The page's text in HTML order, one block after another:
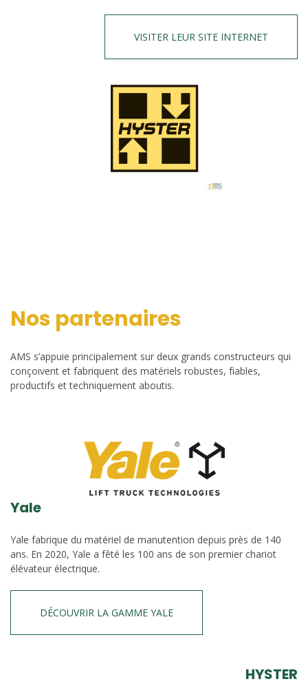
VISITER LEUR SITE INTERNET
Nos partenaires
AMS s’appuie principalement sur deux grands constructeurs qui
conçoivent et fabriquent des matériels robustes, fiables,
productifs et techniquement aboutis.
Yale
Yale fabrique du matériel de manutention depuis près de 140
ans. En 2020, Yale a fêté les 100 ans de son premier chariot
élévateur électrique.
DÉCOUVRIR LA GAMME YALE
HYSTER